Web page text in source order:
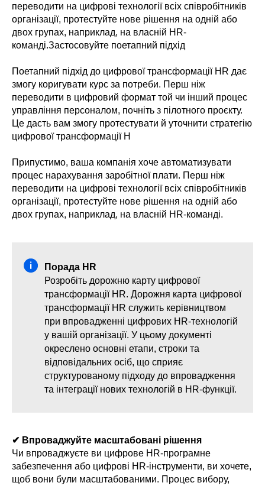
переводити на цифрові технології всіх співробітників
організації, протестуйте нове рішення на одній або
двох групах, наприклад, на власній HR-
команді.Застосовуйте поетапний підхід
Поетапний підхід до цифрової трансформації HR дає
змогу коригувати курс за потреби. Перш ніж
переводити в цифровий формат той чи інший процес
управління персоналом, почніть з пілотного проєкту.
Це дасть вам змогу протестувати й уточнити стратегію
цифрової трансформації H
Припустимо, ваша компанія хоче автоматизувати
процес нарахування заробітної плати. Перш ніж
переводити на цифрові технології всіх співробітників
організації, протестуйте нове рішення на одній або
двох групах, наприклад, на власній HR-команді.
Порада HR
Розробіть дорожню карту цифрової
трансформації HR. Дорожня карта цифрової
трансформації HR служить керівництвом
при впровадженні цифрових HR-технологій
у вашій організації. У цьому документі
окреслено основні етапи, строки та
відповідальних осіб, що сприяє
структурованому підходу до впровадження
та інтеграції нових технологій в HR-функції.
✔ Впроваджуйте масштабовані рішення
Чи впроваджуєте ви цифрове HR-програмне
забезпечення або цифрові HR-інструменти, ви хочете,
щоб вони були масштабованими. Процес вибору,